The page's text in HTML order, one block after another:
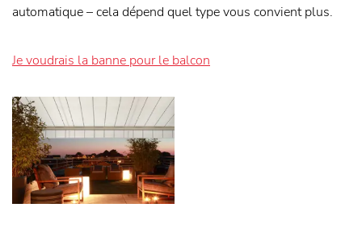
automatique – cela dépend quel type vous convient plus.
Je voudrais la banne pour le balcon